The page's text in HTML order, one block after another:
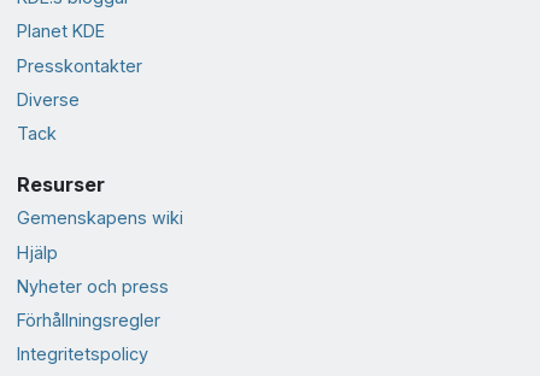
Planet KDE
Presskontakter
Diverse
Tack
Resurser
Gemenskapens wiki
Hjälp
Nyheter och press
Förhållningsregler
Integritetspolicy